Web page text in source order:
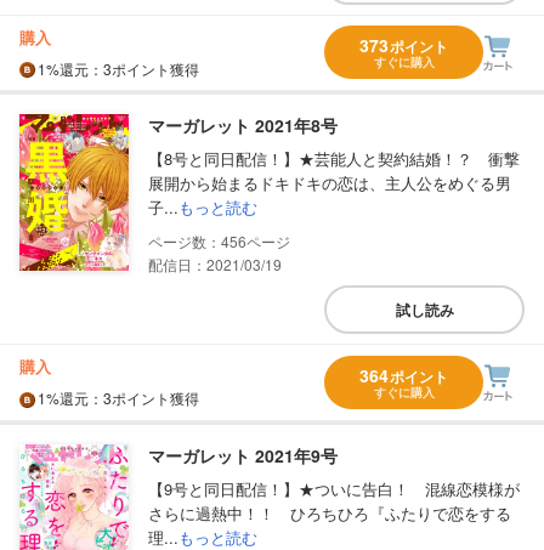
購入
1%還元 ：3ポイント獲得
373ポイント
すぐに購入
マーガレット 2021年8号
【8号と同日配信！】★芸能人と契約結婚！？ 衝撃
展開から始まるドキドキの恋は、主人公をめぐる男
子...もっと読む
456
配信日：2021/03/19
試し読み
購入
1%還元 ：3ポイント獲得
364ポイント
すぐに購入
マーガレット 2021年9号
【9号と同日配信！】★ついに告白！ 混線恋模様が
さらに過熱中！！ ひろちひろ『ふたりで恋をする
理...もっと読む